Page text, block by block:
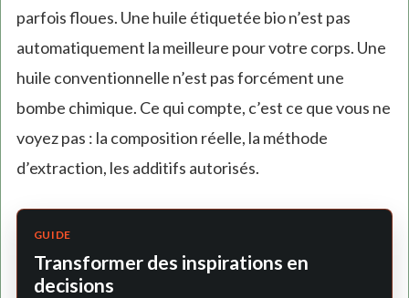
parfois floues. Une huile étiquetée bio n’est pas
automatiquement la meilleure pour votre corps. Une
huile conventionnelle n’est pas forcément une
bombe chimique. Ce qui compte, c’est ce que vous ne
voyez pas : la composition réelle, la méthode
d’extraction, les additifs autorisés.
GUIDE
Transformer des inspirations en
decisions